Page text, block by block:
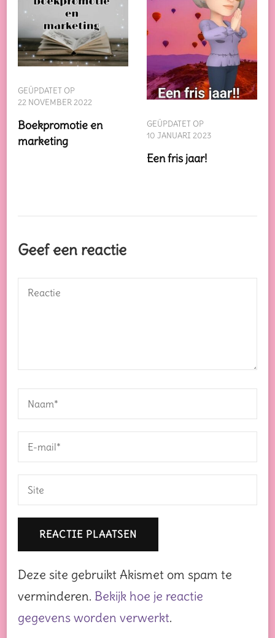
GEÜPDATET OP
22 NOVEMBER 2022
Boekpromotie en
marketing
GEÜPDATET OP
10 JANUARI 2023
Een fris jaar!
Geef een reactie
Deze site gebruikt Akismet om spam te
verminderen. Bekijk hoe je reactie
gegevens worden verwerkt.